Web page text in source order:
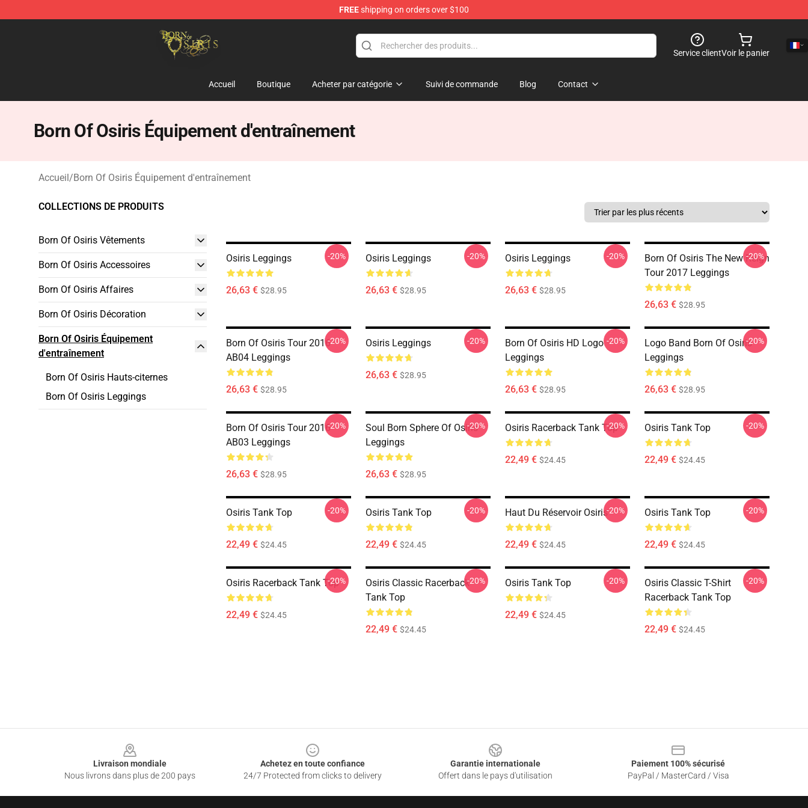
FREEshipping on orders over $100
Born Of Osiris Store - Official Born Of Osiris Merchandise Shop
Service clientVoir le panier
Accueil Boutique Acheter par catégorie Suivi de commande Blog Contact
Born Of Osiris Équipement d'entraînement
Accueil/Born Of Osiris Équipement d'entraînement
COLLECTIONS DE PRODUITS
Born Of Osiris Vêtements
Born Of Osiris Accessoires
Born Of Osiris Affaires
Born Of Osiris Décoration
Born Of Osiris Équipement
d'entraînement
Born Of Osiris Hauts-citernes
Born Of Osiris Leggings
Osiris Leggings
26,63 € $28.95
-20% Osiris Leggings
26,63 € $28.95
-20% Osiris Leggings
26,63 € $28.95
-20%
Born Of Osiris The New Reign
Tour 2017 Leggings
26,63 € $28.95
-20%
Born Of Osiris Tour 2016
AB04 Leggings
26,63 € $28.95
-20% Osiris Leggings
26,63 € $28.95
-20%
Born Of Osiris HD Logo
Leggings
26,63 € $28.95
-20%
Logo Band Born Of Osiris
Leggings
26,63 € $28.95
-20%
Born Of Osiris Tour 2016
AB03 Leggings
26,63 € $28.95
-20%
Soul Born Sphere Of Osiris
Leggings
26,63 € $28.95
-20% Osiris Racerback Tank Top
22,49 € $24.45
-20% Osiris Tank Top
22,49 € $24.45
-20%
Osiris Tank Top
22,49 € $24.45
-20% Osiris Tank Top
22,49 € $24.45
-20% Haut Du Réservoir Osiris
22,49 € $24.45
-20% Osiris Tank Top
22,49 € $24.45
-20%
Osiris Racerback Tank Top
22,49 € $24.45
-20%
Osiris Classic Racerback
Tank Top
22,49 € $24.45
-20% Osiris Tank Top
22,49 € $24.45
-20%
Osiris Classic T-Shirt
Racerback Tank Top
22,49 € $24.45
-20%
Livraison mondiale
Nous livrons dans plus de 200 pays
Achetez en toute confiance
24/7 Protected from clicks to delivery
Garantie internationale
Offert dans le pays d'utilisation
Paiement 100% sécurisé
PayPal / MasterCard / Visa